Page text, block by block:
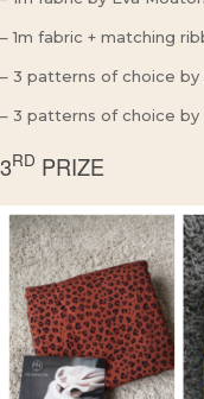
– 1m fabric + matching
– 3 patterns of choice by
– 3 patterns of choice by
3RD PRIZE